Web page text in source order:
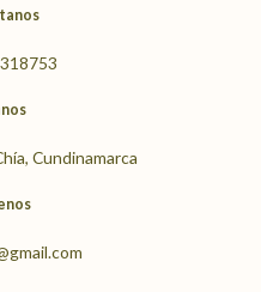
u
Cundinamarca